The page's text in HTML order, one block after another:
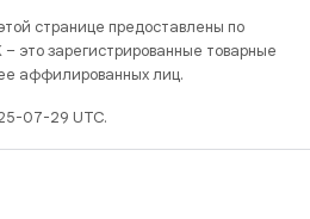
странице предоставлены по
– это зарегистрированные товарные
аффилированных лиц.
07-29 UTC.